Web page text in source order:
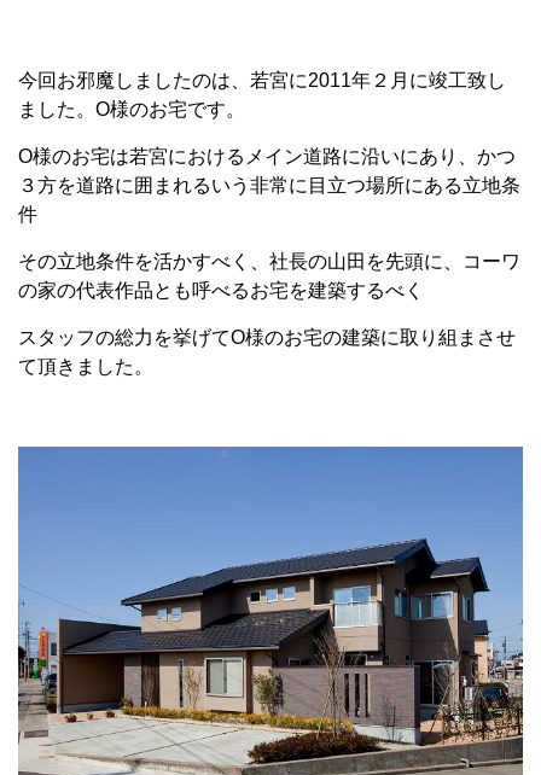
今回お邪魔しましたのは、若宮に2011年２月に竣工致し
ました。O様のお宅です。
O様のお宅は若宮におけるメイン道路に沿いにあり、かつ
３方を道路に囲まれるいう非常に目立つ場所にある立地条
件
その立地条件を活かすべく、社長の山田を先頭に、コーワ
の家の代表作品とも呼べるお宅を建築するべく
スタッフの総力を挙げてO様のお宅の建築に取り組まさせ
て頂きました。